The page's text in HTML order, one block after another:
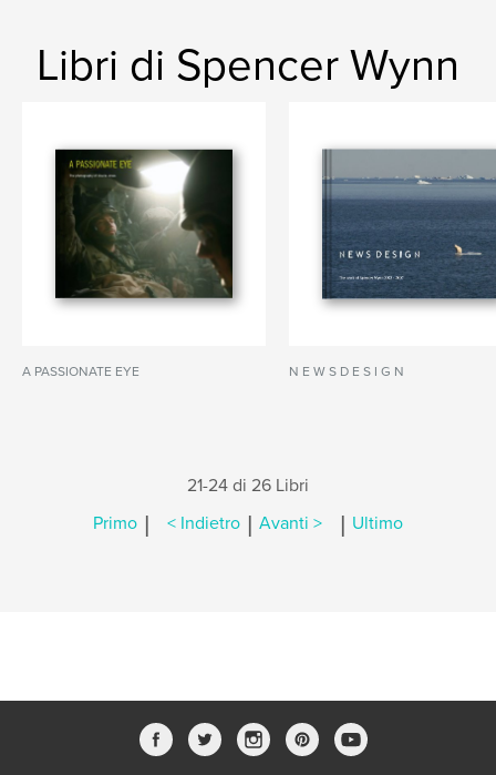
Libri di Spencer Wynn
A PASSIONATE EYE N E W S D E S I G N
21-24 di 26 Libri
Primo | < Indietro | Avanti > | Ultimo